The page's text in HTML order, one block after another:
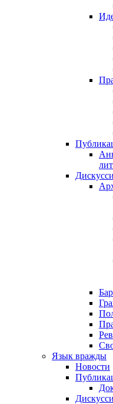
Язык вражды
Новости